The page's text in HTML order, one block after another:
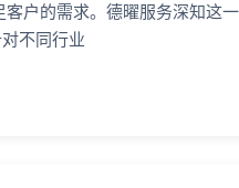
户的需求。德曜服务深知这
不同行业